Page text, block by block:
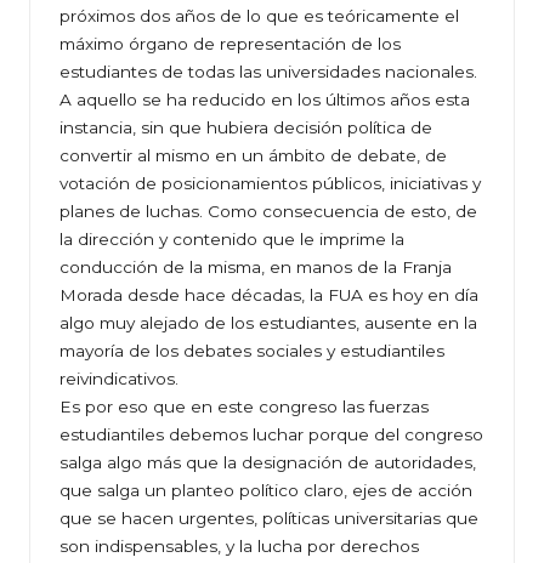
próximos dos años de lo que es teóricamente el
máximo órgano de representación de los
estudiantes de todas las universidades nacionales.
A aquello se ha reducido en los últimos años esta
instancia, sin que hubiera decisión política de
convertir al mismo en un ámbito de debate, de
votación de posicionamientos públicos, iniciativas y
planes de luchas. Como consecuencia de esto, de
la dirección y contenido que le imprime la
conducción de la misma, en manos de la Franja
Morada desde hace décadas, la FUA es hoy en día
algo muy alejado de los estudiantes, ausente en la
mayoría de los debates sociales y estudiantiles
reivindicativos.
Es por eso que en este congreso las fuerzas
estudiantiles debemos luchar porque del congreso
salga algo más que la designación de autoridades,
que salga un planteo político claro, ejes de acción
que se hacen urgentes, políticas universitarias que
son indispensables, y la lucha por derechos